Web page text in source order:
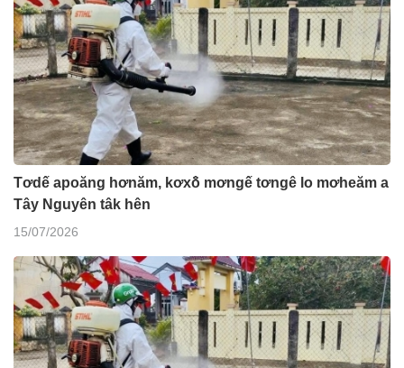
Tơdế apoăng hơnăm, kơxô̆ mơngế tơngê lo mơheăm a
Tây Nguyên tâk hên
15/07/2026